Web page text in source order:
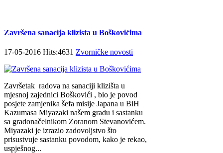
Završena sanacija klizista u Boškovićima
17-05-2016 Hits:4631 Zvorničke novosti
Završetak radova na sanaciji klizišta u
mjesnoj zajednici Boškovići , bio je povod
posjete zamjenika šefa misije Japana u BiH
Kazumasa Miyazaki našem gradu i sastanku
sa gradonačelnikom Zoranom Stevanovićem.
Miyazaki je izrazio zadovoljstvo što
prisustvuje sastanku povodom, kako je rekao,
uspješnog...